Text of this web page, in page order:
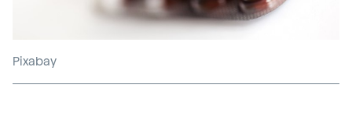
Pixabay